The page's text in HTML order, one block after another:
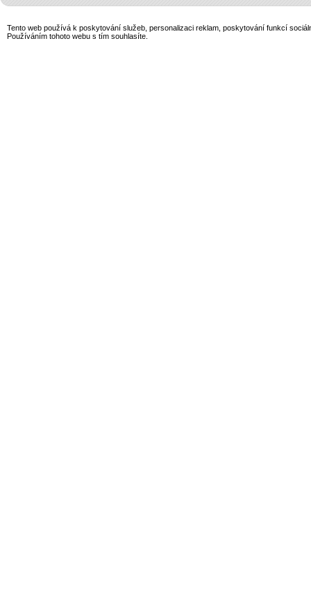
Tento web používá k poskytování služeb, personalizaci reklam, poskytování funkcí
Používáním tohoto webu s tím souhlasíte.